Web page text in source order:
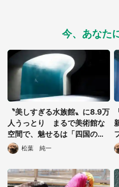
都道府
今、あなた
〝美しすぎる水族館〟に8.9万
人うっとり まるで美術館な
空間で、魅せるは「四国の水
中世界」松葉 純一